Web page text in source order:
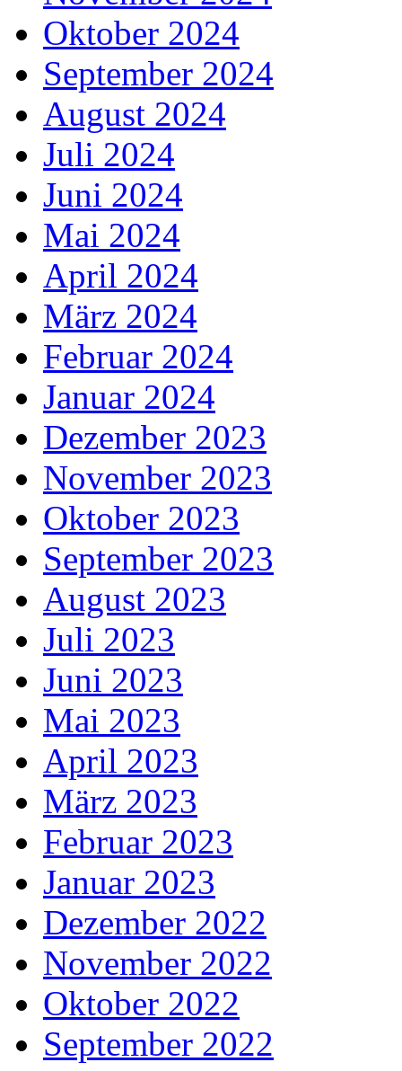
Oktober 2024
September 2024
August 2024
Juli 2024
Juni 2024
Mai 2024
April 2024
März 2024
Februar 2024
Januar 2024
Dezember 2023
November 2023
Oktober 2023
September 2023
August 2023
Juli 2023
Juni 2023
Mai 2023
April 2023
März 2023
Februar 2023
Januar 2023
Dezember 2022
November 2022
Oktober 2022
September 2022